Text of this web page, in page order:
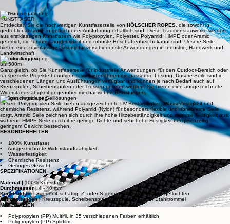
Geflochtene Seile überzeugen durch glatten Verlauf, geringe Torsionsanfälligkeit und
ausgezeichnete Biegeeigenschaften. Sie eignen sich besonders für Anwendungen, bei denen
geringe Dehnung, erleichterte Handhabung und eine feine Oberfläche wichtig sind.
Gute Gründe für JHL KUNSTFASERSEILE
100%
KUNSTFASER
Entdecken Sie die hochwertigen Kunstfaserseile vonHÖLSCHER ROPES, die sowohl in
gedrehter als auch in geflochtener Ausführung erhältlich sind. Diese Traditionstauwerke werden
aus erstklassigen Kunstfasern wie Polypropylen, Polyester, Polyamid, HMPE oder Aramid
gefertigt, die für ihre Langlebigkeit und robuste Beschaffenheit bekannt sind. Unsere Seile
bieten eine zuverlässige Lösung für verschiedenste Anwendungen in Industrie, Handwerk und
Landwirtschaft.
Standardlängen
bis 500m
Ganz gleich, ob Sie Kunstfaserseile für industrielle Anwendungen, für den Outdoor-Bereich oder
für spezielle Projekte benötigen – wir bieten Ihnen die passende Lösung. Unsere Seile sind in
verschiedenen Längen und Ausführungen verfügbar und können je nach Bedarf auch auf
Kreuzspulen, Scheibenspulen oder Trossen geliefert werden. Sie bieten eine ausgezeichnete
Widerstandsfähigkeit gegenüber mechanischen Belastungen.
maßgeschneiderte Seillösungen
Unsere Polypropylen Seile bieten ausgezeichnete UV-Beständigkeit, Wasserfestigkeit und
chemische Resistenz, während Polyamid (Nylon) für besonders flexible und abriebfeste Seile
sorgt. Aramid Seile zeichnen sich durch ihre hohe Hitzebeständigkeit und extreme Festigkeit aus,
während HMPE Seile durch ihre geringe Dichte und sehr hohe Festigkeit bei gleichzeitig
BESONDERHEITEN
• 100% Kunstfaser
• Ausgezeichnete Widerstandsfähigkeit
• Wasserfestigkeit
• Chemische Resistenz
• Geringes Gewicht
SPEZIFIKATIONEN
Material |100% Kunstfaser
Durchmesser |4 - 40 mm
Konstruktion |
3- oder 4-schaftig, Z- oder S-gedreht, 8- oder 16-fach geflochten
MATERIALIEN